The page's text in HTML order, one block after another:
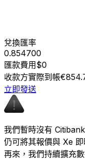
兌換匯率
0.854700
匯款費用$0
收款方實際到帳
立即發送
我們暫時沒有
仍可將其報價與 Xe
再來，我們持續擴充